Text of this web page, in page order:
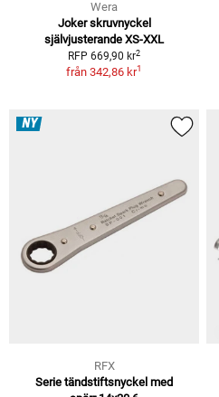
Wera
Joker skruvnyckel
självjusterande XS-XXL
RFP 669,90 kr2
från 342,86 kr1
NY
RFX
Serie tändstiftsnyckel med